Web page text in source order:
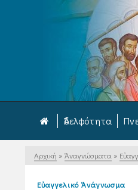
Ἀδελφότητα
Αρχική » Ἀναγνώσματα »
Εὐαγγελικό Ἀνάγνωσμα